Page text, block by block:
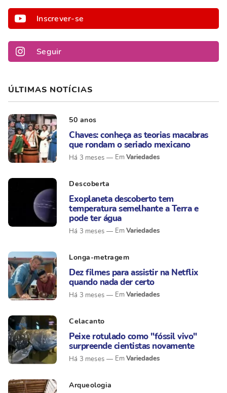
Inscrever-se
Seguir
ÚLTIMAS NOTÍCIAS
50 anos
Chaves: conheça as teorias macabras
que rondam o seriado mexicano
Há 3 meses Variedades
Descoberta
Exoplaneta descoberto tem
temperatura semelhante a Terra e
pode ter água
Há 3 meses Variedades
Longa-metragem
Dez filmes para assistir na Netflix
quando nada der certo
Há 3 meses Variedades
Celacanto
Peixe rotulado como "fóssil vivo"
surpreende cientistas novamente
Há 3 meses Variedades
Arqueologia